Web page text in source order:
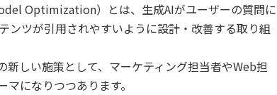
Optimization）とは、生成AIがユーザーの質問に
ンツが引用されやすいように設計・改善する取り組
新しい施策として、マーケティング担当者やWeb担
になりつつあります。